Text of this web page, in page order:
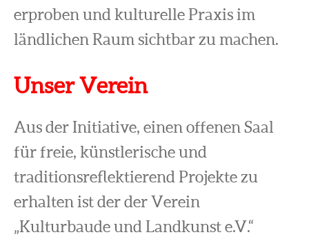
erproben und kulturelle Praxis im
ländlichen Raum sichtbar zu machen.
Unser Verein
Aus der Initiative, einen offenen Saal
für freie, künstlerische und
traditionsreflektierend Projekte zu
erhalten ist der der Verein
„Kulturbaude und Landkunst e.V.“